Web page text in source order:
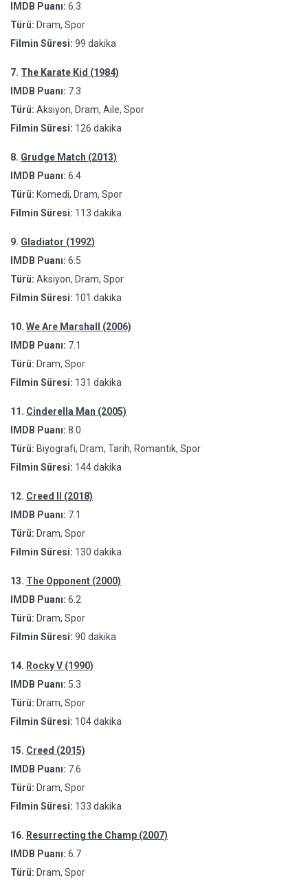
IMDB Puanı: 6.3
Türü: Dram, Spor
Filmin Süresi: 99 dakika
7. The Karate Kid (1984)
IMDB Puanı: 7.3
Türü: Aksiyon, Dram, Aile, Spor
Filmin Süresi: 126 dakika
8. Grudge Match (2013)
IMDB Puanı: 6.4
Türü: Komedi, Dram, Spor
Filmin Süresi: 113 dakika
9. Gladiator (1992)
IMDB Puanı: 6.5
Türü: Aksiyon, Dram, Spor
Filmin Süresi: 101 dakika
10. We Are Marshall (2006)
IMDB Puanı: 7.1
Türü: Dram, Spor
Filmin Süresi: 131 dakika
11. Cinderella Man (2005)
IMDB Puanı: 8.0
Türü: Biyografi, Dram, Tarih, Romantik, Spor
Filmin Süresi: 144 dakika
12. Creed II (2018)
IMDB Puanı: 7.1
Türü: Dram, Spor
Filmin Süresi: 130 dakika
13. The Opponent (2000)
IMDB Puanı: 6.2
Türü: Dram, Spor
Filmin Süresi: 90 dakika
14. Rocky V (1990)
IMDB Puanı: 5.3
Türü: Dram, Spor
Filmin Süresi: 104 dakika
15. Creed (2015)
IMDB Puanı: 7.6
Türü: Dram, Spor
Filmin Süresi: 133 dakika
16. Resurrecting the Champ (2007)
IMDB Puanı: 6.7
Türü: Dram, Spor